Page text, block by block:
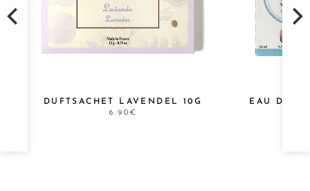
DUFTSACHET LAVENDEL 10G
6.90€
EAU DE